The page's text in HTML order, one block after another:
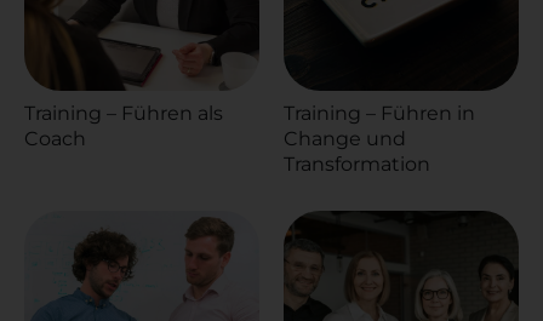
Training – Führen als
Coach
Training – Führen in
Change und
Transformation